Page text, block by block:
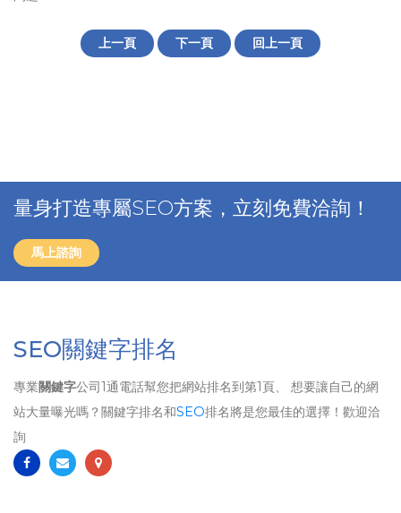
上一頁 下一頁 回上一頁
量身打造專屬SEO方案，立刻免費洽詢！
馬上諮詢
SEO關鍵字排名
專業關鍵字公司1通電話幫您把網站排名到第1頁、 想要讓自己的網
站大量曝光嗎？關鍵字排名和SEO排名將是您最佳的選擇！歡迎洽
詢